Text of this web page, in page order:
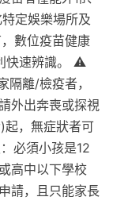
定娛樂場所及
數位疫苗健康
快速辨識。 ⚠️
隔離/檢疫者，
外出奔喪或探視
起，無症狀者可
必須小孩是12
高中以下學校
請，且只能家長